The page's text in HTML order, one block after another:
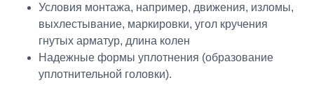
Условия монтажа, например, движения, изломы,
выхлестывание, маркировки, угол кручения
гнутых арматур, длина колен
Надежные формы уплотнения (образование
уплотнительной головки).